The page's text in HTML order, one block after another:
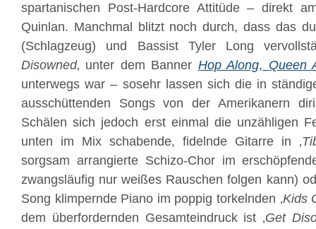
spartanischen Post-Hardcore Attitüde – direkt
Quinlan. Manchmal blitzt noch durch, dass das
(Schlagzeug) und Bassist Tyler Long
Disowned‚ unter dem Banner Hop Along, Queen
unterwegs war – sosehr lassen sich die in
ausschüttenden Songs von der Amerikanern
Schälen sich jedoch erst einmal die unzähligen
unten im Mix schabende, fidelnde Gitarre in ‚
sorgsam arrangierte Schizo-Chor im
zwangsläufig nur weißes Rauschen folgen kann)
Song klimpernde Piano im poppig torkelnden ‚Kids
dem überfordernden Gesamteindruck ist ‚Get